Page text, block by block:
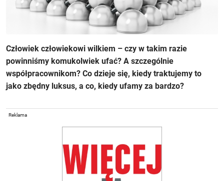
Człowiek człowiekowi wilkiem – czy w takim razie
powinniśmy komukolwiek ufać? A szczególnie
współpracownikom? Co dzieje się, kiedy traktujemy to
jako zbędny luksus, a co, kiedy ufamy za bardzo?
Reklama